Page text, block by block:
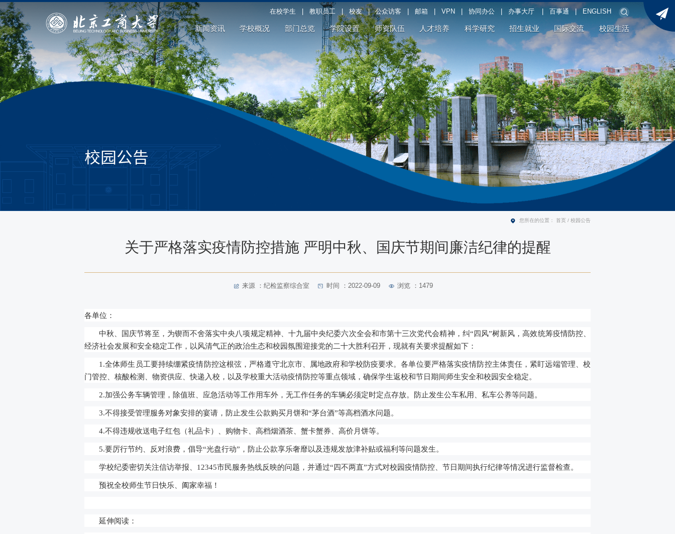
在校学生 教职员工 校友 | 公众访客 邮箱 VPN 协同办公 办事大厅 百事通 | ENGLISH
新闻资讯 学校概况 部门总览 学院设置 师资队伍 人才培养 科学研究 招生就业 国际交流 校园生活
校园公告
您所在的位置： 首页 / 校园公告
关于严格落实疫情防控措施 严明中秋、国庆节期间廉洁纪律的提醒
来源 ：纪检监察综合室 时间 ：2022-09-09 浏览 ： 1479
各单位：
中秋、国庆节将至，为锲而不舍落实中央八项规定精神、十九届中央纪委六次全会和市第十三次党代会精神，纠“四风”树新风，高效统筹疫情防控、
经济社会发展和安全稳定工作，以风清气正的政治生态和校园氛围迎接党的二十大胜利召开， 现就有关要求提醒如下：
1.全体师生员工要持续绷紧疫情防控这根弦，严格遵守北京市、属地政府和学校防疫要求。各单位要严格落实疫情防控主体责任 ， 紧盯远端管理、 校
门管控、核酸检测、物资供应、快递入校，以及学校重大活动疫情防控等重点领域，确保学生返校和节日期间师生安全和校园安全稳定。
2.加强公务车辆管理，除值班、应急活动等工作用车外，无工作任务的车辆必须定时定点存放。防止发生公车私用、私车公养等问题。
3.不得接受管理服务对象安排的宴请，防止发生公款购买月饼和“茅台酒”等高档酒水问题。
4.不得违规收送电子红包（礼品卡）、购物卡、高档烟酒茶、蟹卡蟹券、高价月饼等。
5.要厉行节约、反对浪费，倡导“光盘行动”，防止公款享乐奢靡以及违规发放津补贴或福利等问题发生。
学校纪委密切关注信访举报、 12345市民服务热线反映的问题，并通过“四不两直”方式对校园疫情防控、 节日期间执行纪律等情况进行监督检查。
预祝全校师生节日快乐、阖家幸福！
延伸阅读：